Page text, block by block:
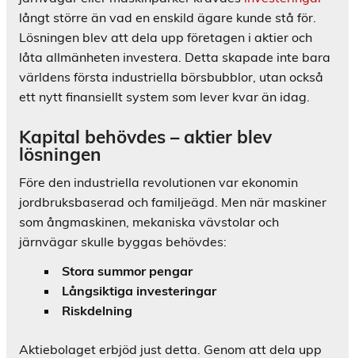
långt större än vad en enskild ägare kunde stå för.
Lösningen blev att dela upp företagen i aktier och
låta allmänheten investera. Detta skapade inte bara
världens första industriella börsbubblor, utan också
ett nytt finansiellt system som lever kvar än idag.
Kapital behövdes – aktier blev
lösningen
Före den industriella revolutionen var ekonomin
jordbruksbaserad och familjeägd. Men när maskiner
som ångmaskinen, mekaniska vävstolar och
järnvägar skulle byggas behövdes:
Stora summor pengar
Långsiktiga investeringar
Riskdelning
Aktiebolaget erbjöd just detta. Genom att dela upp